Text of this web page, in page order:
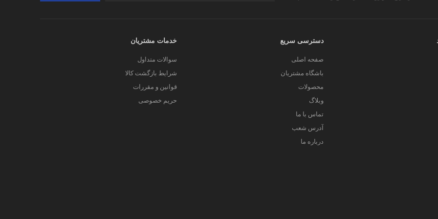
دسترسی سریع
صفحه اصلی
باشگاه مشتریان
محصولات
وبلاگ
تماس با ما
آدرس شعب
درباره ما
خدمات مشتریان
سوالات متداول
شرایط بازگشت کالا
قوانین و مقررات
حریم خصوصی